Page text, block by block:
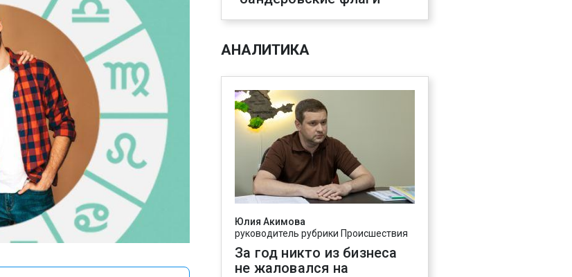
АНАЛИТИКА
Юлия Акимова
руководитель рубрики Происшествия
За год никто из бизнеса
не жаловался на